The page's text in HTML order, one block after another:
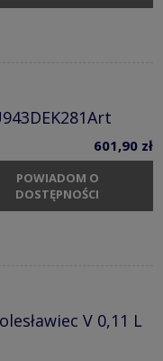
601,90 zł
POWIADOM O
DOSTĘPNOŚCI
V 0,11 L